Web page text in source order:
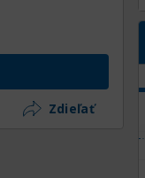
Zdieľať